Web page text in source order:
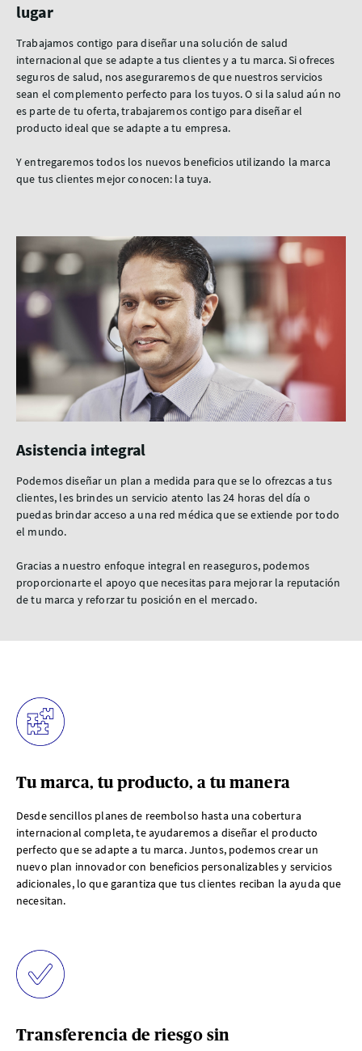
lugar
Trabajamos contigo para diseñar una solución de salud
internacional que se adapte a tus clientes y a tu marca. Si ofreces
seguros de salud, nos aseguraremos de que nuestros servicios
sean el complemento perfecto para los tuyos. O si la salud aún no
es parte de tu oferta, trabajaremos contigo para diseñar el
producto ideal que se adapte a tu empresa.
Y entregaremos todos los nuevos beneficios utilizando la marca
que tus clientes mejor conocen: la tuya.
Asistencia integral
Podemos diseñar un plan a medida para que se lo ofrezcas a tus
clientes, les brindes un servicio atento las 24 horas del día o
puedas brindar acceso a una red médica que se extiende por todo
el mundo.
Gracias a nuestro enfoque integral en reaseguros, podemos
proporcionarte el apoyo que necesitas para mejorar la reputación
de tu marca y reforzar tu posición en el mercado.
Tu marca, tu producto, a tu manera
Desde sencillos planes de reembolso hasta una cobertura
internacional completa, te ayudaremos a diseñar el producto
perfecto que se adapte a tu marca. Juntos, podemos crear un
nuevo plan innovador con beneficios personalizables y servicios
adicionales, lo que garantiza que tus clientes reciban la ayuda que
necesitan.
Transferencia de riesgo sin